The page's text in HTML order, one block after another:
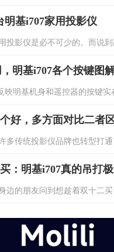
基i707家用投影仪
投影仪是必不可少的。而说
明基i707各个按键图
映明基机身和遥控器的按键
好，多方面对比二者
多传统投影仪品牌也转型打
：明基i707真的吊打
边的朋友问到想趁着双十二